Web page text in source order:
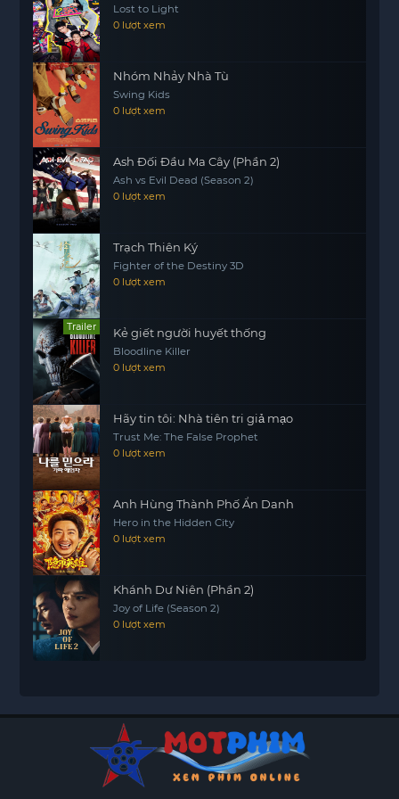
Sự căng thẳng giữa Matt và Fisk ngày càng gia
tăng khi họ phải đối đầu trong một cuộc chiến
không chỉ mang tính cá nhân mà còn ảnh hưởng
đến toàn bộ thành phố. Cuộc chiến giữa hai
motphims1.comnhân vật này hứa hẹn sẽ mang
lại những tình tiết kịch tính và cảm xúc sâu sắc
trong hành trình bảo vệ công lý của Daredevil.
Lost to Light
0 lượt xem
Nhóm Nhảy Nhà Tù
Swing Kids
0 lượt xem
Ash Đối Đầu Ma Cây (Phần 2)
Ash vs Evil Dead (Season 2)
0 lượt xem
Trạch Thiên Ký
Fighter of the Destiny 3D
0 lượt xem
Trailer Kẻ giết người huyết thống
Bloodline Killer
0 lượt xem
Hãy tin tôi: Nhà tiên tri giả mạo
Trust Me: The False Prophet
0 lượt xem
Anh Hùng Thành Phố Ẩn Danh
Hero in the Hidden City
0 lượt xem
Khánh Dư Niên (Phần 2)
Joy of Life (Season 2)
0 lượt xem